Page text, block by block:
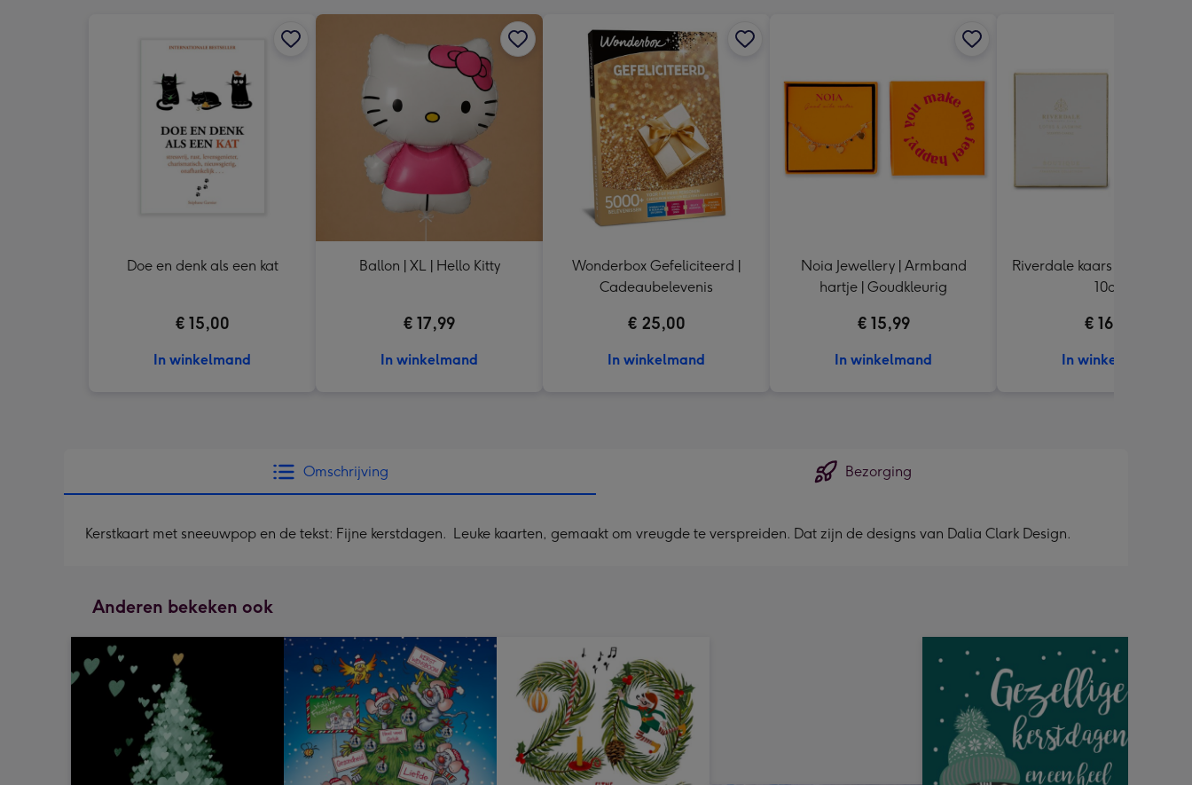
Doe en denk als een kat
€ 15,00
In winkelmand
Ballon | XL | Hello Kitty
€ 17,99
In winkelmand
Wonderbox Gefeliciteerd |
Cadeaubelevenis
€ 25,00
In winkelmand
Noia Jewellery | Armband
hartje | Goudkleurig
€ 15,99
In winkelmand
Riverdale kaars | Boutique
10cm
€ 16,99
In winkelmand
Omschrijving Bezorging
Kerstkaart met sneeuwpop en de tekst: Fijne kerstdagen. Leuke kaarten, gemaakt om vreugde te verspreiden. Dat zijn de designs van Dalia Clark Design.
Anderen bekeken ook